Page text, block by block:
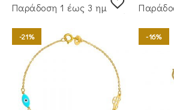
Παράδoση 1 έως 3 ημέρες
-21% -16%